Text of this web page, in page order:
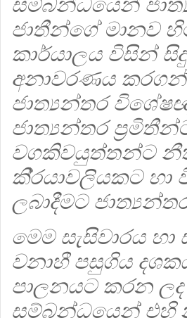
ජාතීන්ගේ මානව
කාර්යාලය විසින්
අනාවරණය
ජාත්‍යන්තර
ජාත්‍යන්තර
වගකිවයුත්තන්ට
කි‍්‍රයාවලියකට හා
ලබාදීමට
මෙම සැසිවාරය
වනාහී පසුගිය
පාලනයට කරන
සම්බන්ධයෙන් එහි